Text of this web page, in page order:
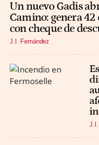
Un nuevo Gadis
Camino: genera
con cheque de
J.I. Fernández
J.I.